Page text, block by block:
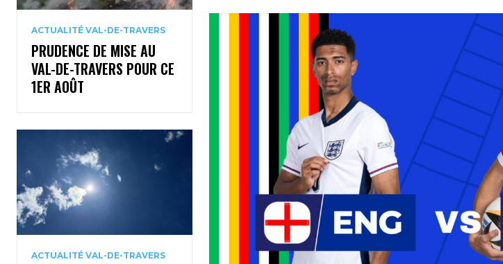
ACTUALITÉ VAL-DE-TRAVERS
PRUDENCE DE MISE AU
VAL-DE-TRAVERS POUR CE
1ER AOÛT
ACTUALITÉ VAL-DE-TRAVERS